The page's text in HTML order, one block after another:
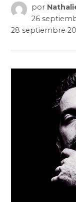
por
26
28 septiembre